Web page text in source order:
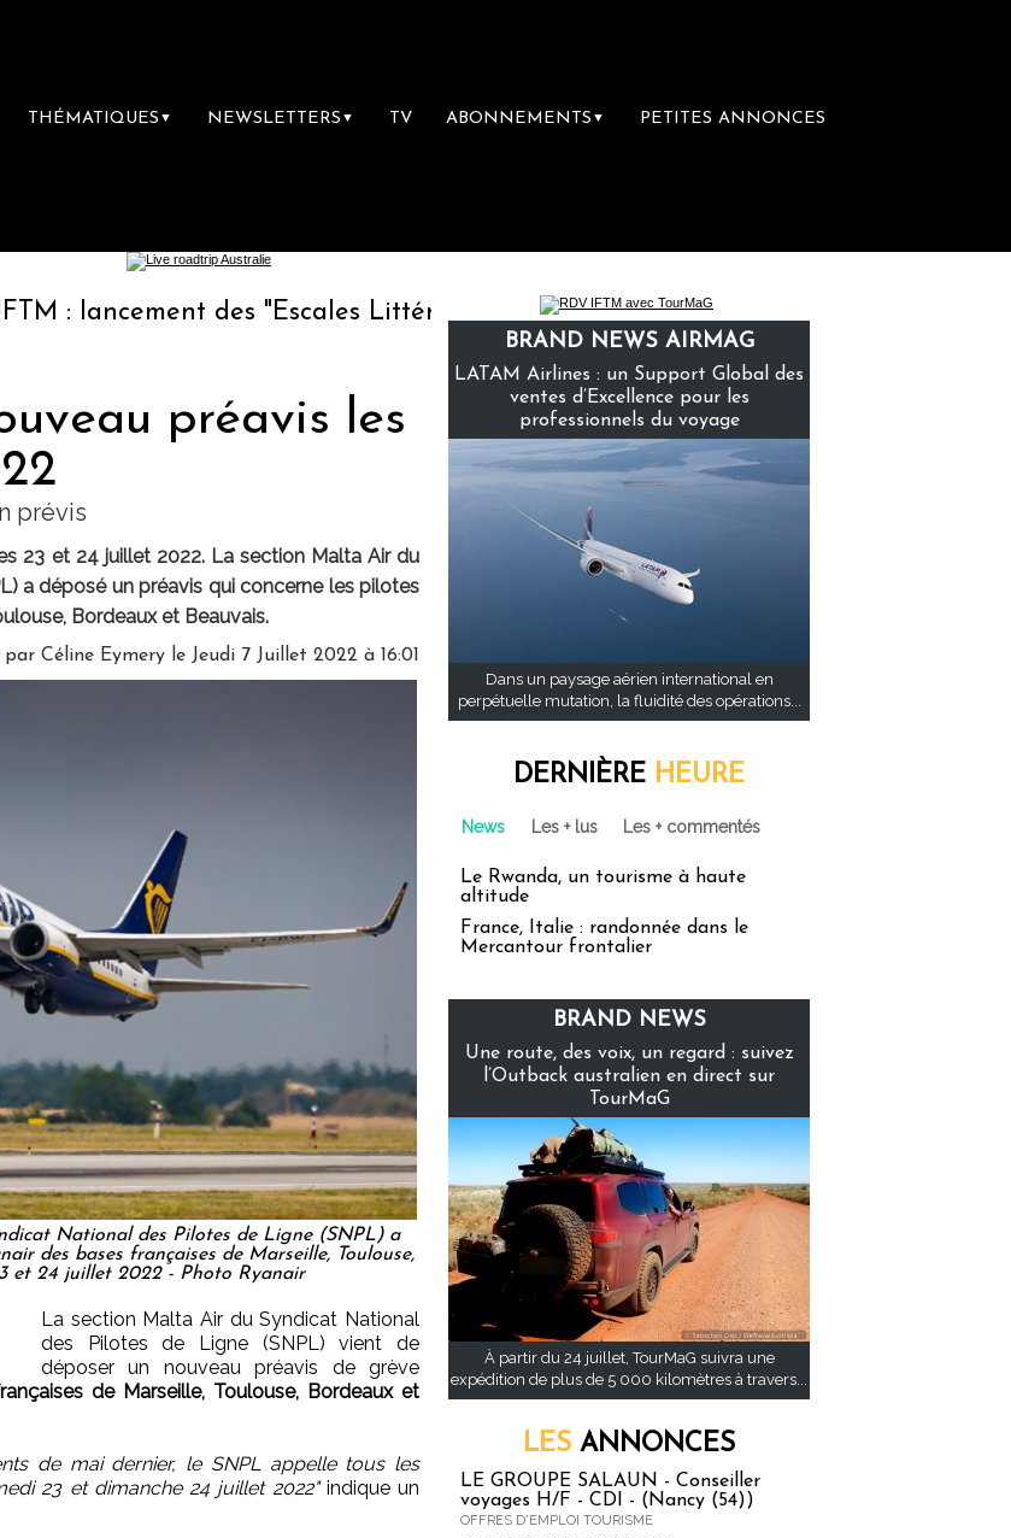
THÉMATIQUES ▼ NEWSLETTERS ▼ TV ABONNEMENTS ▼ PETITES ANNONCES
des "Escales Littéraires", la première librairie du voyage
préavis les
prévis
23 et 24 juillet 2022. La section Malta Air du
a déposé un préavis qui concerne les pilotes
Bordeaux et Beauvais.
par Céline Eymery le Jeudi 7 Juillet 2022 à 16:01
National des Pilotes de Ligne (SNPL) a
des bases françaises de Marseille, Toulouse,
et 24 juillet 2022 - Photo Ryanair
La section Malta Air du Syndicat National
des Pilotes de Ligne (SNPL) vient de
déposer un nouveau préavis de grève
de Marseille, Toulouse, Bordeaux et
de mai dernier, le SNPL appelle tous les
23 et dimanche 24 juillet 2022"indique un
BRAND NEWS AIRMAG
LATAM Airlines : un Support Global des
ventes d’Excellence pour les
professionnels du voyage
Dans un paysage aérien international en
perpétuelle mutation, la fluidité des opérations...
DERNIÈRE HEURE
News Les + lus Les + commentés
Le Rwanda, un tourisme à haute
altitude
France, Italie : randonnée dans le
Mercantour frontalier
BRAND NEWS
Une route, des voix, un regard : suivez
l’Outback australien en direct sur
TourMaG
À partir du 24 juillet, TourMaG suivra une
expédition de plus de 5 000 kilomètres à travers...
LES ANNONCES
LE GROUPE SALAUN - Conseiller
voyages H/F - CDI - (Nancy (54))
OFFRES D'EMPLOI TOURISME